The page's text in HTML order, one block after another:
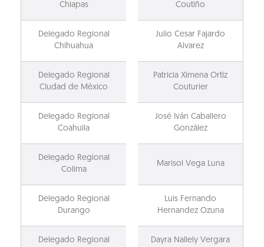
Chiapas
Coutiño
Delegado Regional
Chihuahua
Julio Cesar Fajardo
Alvarez
Delegado Regional
Ciudad de México
Patricia Ximena Ortiz
Couturier
Delegado Regional
Coahuila
José Iván Caballero
González
Delegado Regional
Colima
Marisol Vega Luna
Delegado Regional
Durango
Luis Fernando
Hernandez Ozuna
Delegado Regional
Dayra Nallely Vergara